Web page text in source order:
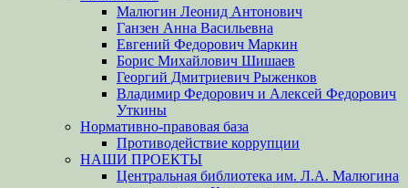
Малюгин Леонид Антонович
Ганзен Анна Васильевна
Евгений Федорович Маркин
Борис Михайлович Шишаев
Георгий Дмитриевич Рыженков
Владимир Федорович и Алексей Федорович
Уткины
Нормативно-правовая база
Противодействие коррупции
НАШИ ПРОЕКТЫ
Центральная библиотека им. Л.А. Малюгина